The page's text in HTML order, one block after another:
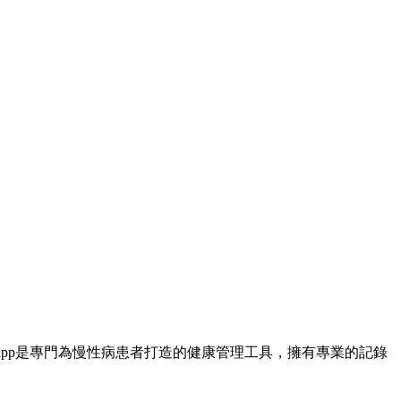
是專門為慢性病患者打造的健康管理工具，擁有專業的記錄